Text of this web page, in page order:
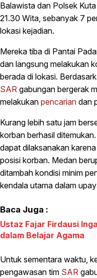
Balawista dan Polsek
21.30 Wita, sebanyak 7
lokasi kejadian.
Mereka tiba di Pantai
dan langsung melakukan
berada di lokasi.
SAR gabungan bergerak
melakukan pencarian dan
Kurang lebih satu jam
korban berhasil
dapat dilaksanakan
posisi korban. Medan
ditambah kondisi minim
kendala utama dalam
Baca Juga :
Ustaz Fajar Firdausi
dalam Belajar Agama
Untuk sementara waktu,
pengawasan tim SAR